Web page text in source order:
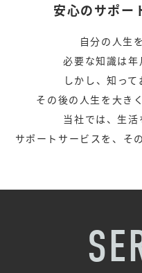
安心のサポー
自分の人生
必要な知識は年
しかし、知って
その後の人生を大き
当社では、生
サポートサービスを、 そ